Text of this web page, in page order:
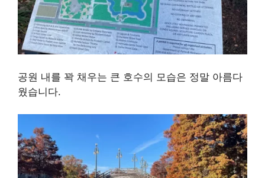
공원 내를 꽉 채우는 큰 호수의 모습은 정말 아름다
웠습니다.